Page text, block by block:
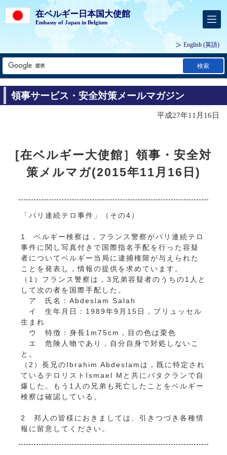
在ベルギー日本国大使館
Embassy of Japan in Belgium
English (英語)
検索
領事サービス・安全対策メールマガジン
平成27年11月16日
[在ベルギー大使館］領事・安全対
策メルマガ(2015年11月16日)
「パリ連続テロ事件」（その4）
1 ベルギー検察は，フランス警察がパリ連続テロ
事件に関し写真付きで国際指名手配を行った容疑
者についてベルギー当局に逮捕権限が与えられた
ことを発表し，情報の提供を求めています。
（1）フランス警察は，3兄弟容疑者のうちの1人と
して次の者を国際手配した。
ア 氏名：Abdeslam Salah
イ 生年月日：1989年9月15日，ブリュッセル
生まれ
ウ 特徴：身長1m75cm，目の色は栗色
エ 危険人物であり，自分自身で対処しないこ
と。
（2）長兄のIbrahim Abdeslamは，既に特定され
ているテロリストIsmael Mと共にバタクランで自
爆した。もう1人の兄弟も死亡したことをベルギー
検察は確認している。
2 邦人の皆様におきましては、引きつづき各種情
報に留意してください。